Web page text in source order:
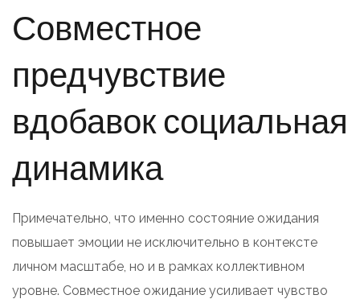
Совместное
предчувствие
вдобавок социальная
динамика
Примечательно, что именно состояние ожидания
повышает эмоции не исключительно в контексте
личном масштабе, но и в рамках коллективном
уровне. Совместное ожидание усиливает чувство